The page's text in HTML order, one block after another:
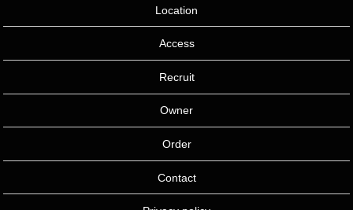
Location
Access
Recruit
Owner
Order
Contact